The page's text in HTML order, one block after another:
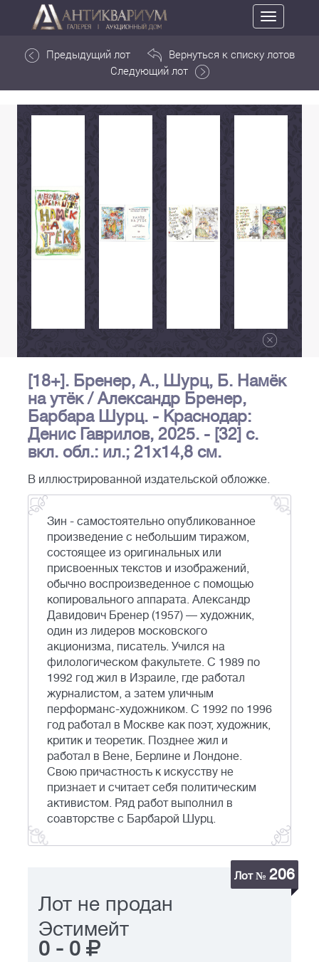
Toggle
navigation
Предыдущий лот
Вернуться к списку лотов
Следующий лот
[18+]. Бренер, А., Шурц, Б. Намёк
на утёк / Александр Бренер,
Барбара Шурц. - Краснодар:
Денис Гаврилов, 2025. - [32] с.
вкл. обл.: ил.; 21х14,8 см.
В иллюстрированной издательской обложке.
Зин - самостоятельно опубликованное
произведение с небольшим тиражом,
состоящее из оригинальных или
присвоенных текстов и изображений,
обычно воспроизведенное с помощью
копировального аппарата. Александр
Давидович Бренер (1957) — художник,
один из лидеров московского
акционизма, писатель. Учился на
филологическом факультете. С 1989 по
1992 год жил в Израиле, где работал
журналистом, а затем уличным
перформанс-художником. С 1992 по 1996
год работал в Москве как поэт, художник,
критик и теоретик. Позднее жил и
работал в Вене, Берлине и Лондоне.
Свою причастность к искусству не
признает и считает себя политическим
активистом. Ряд работ выполнил в
соавторстве с Барбарой Шурц.
Лот № 206
Лот не продан
Эстимейт
0 - 0